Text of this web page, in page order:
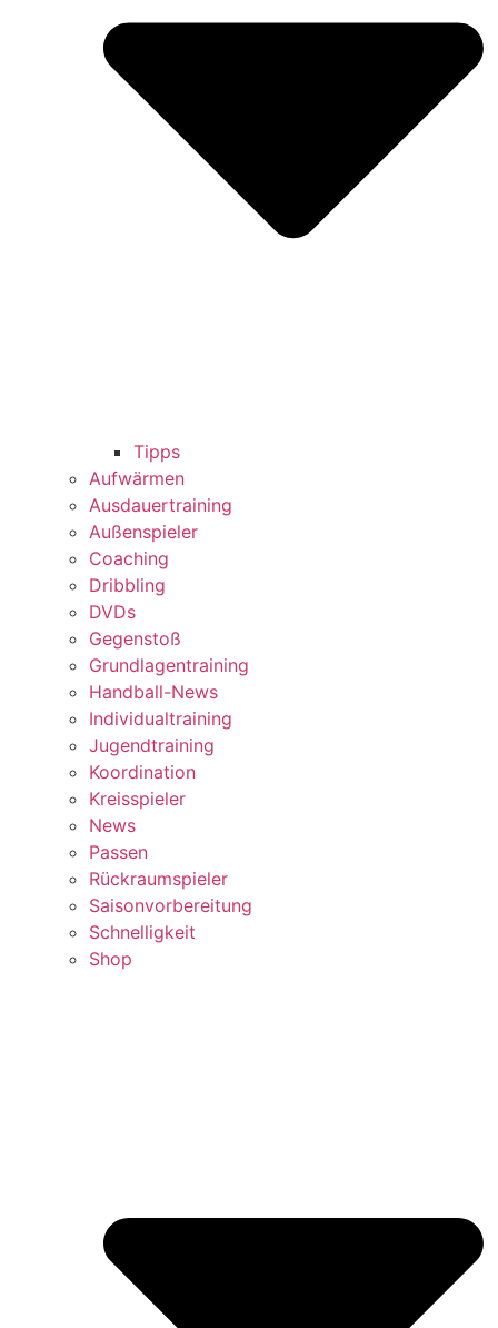
Tipps
Aufwärmen
Ausdauertraining
Außenspieler
Coaching
Dribbling
DVDs
Gegenstoß
Grundlagentraining
Handball-News
Individualtraining
Jugendtraining
Koordination
Kreisspieler
News
Passen
Rückraumspieler
Saisonvorbereitung
Schnelligkeit
Shop